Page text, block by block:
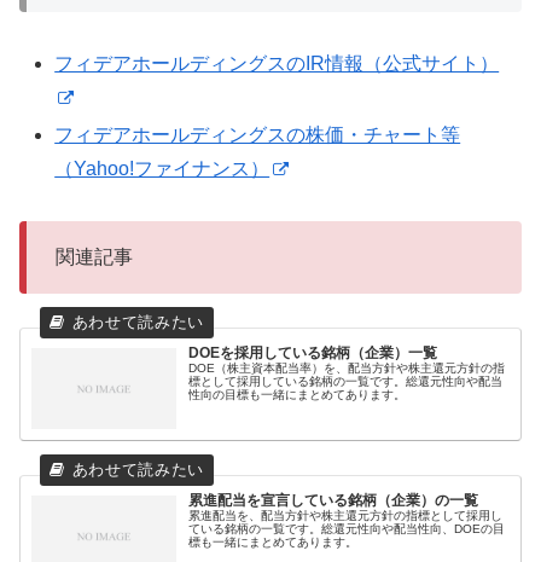
フィデアホールディングスのIR情報（公式サイト）
フィデアホールディングスの株価・チャート等
（Yahoo!ファイナンス）
関連記事
DOEを採用している銘柄（企業）一覧
DOE（株主資本配当率）を、配当方針や株主還元方針の指
標として採用している銘柄の一覧です。総還元性向や配当
性向の目標も一緒にまとめてあります。
累進配当を宣言している銘柄（企業）の一覧
累進配当を、配当方針や株主還元方針の指標として採用し
ている銘柄の一覧です。総還元性向や配当性向、DOEの目
標も一緒にまとめてあります。